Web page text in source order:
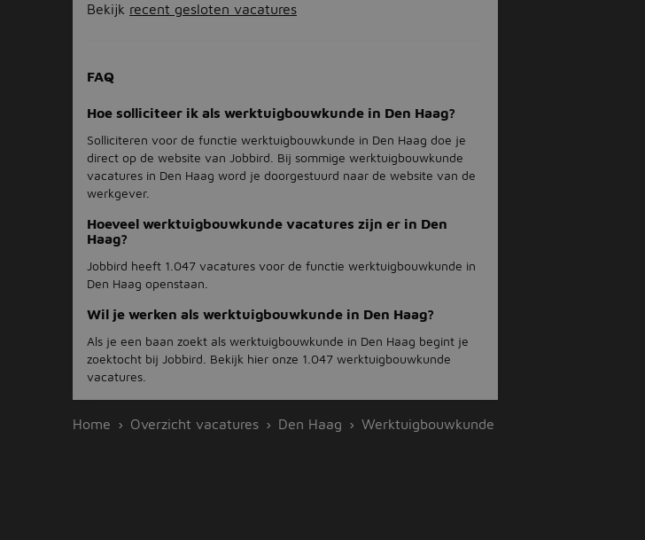
Bekijk recent gesloten vacatures
FAQ
Hoe solliciteer ik als werktuigbouwkunde in Den Haag?
Solliciteren voor de functie werktuigbouwkunde in Den Haag doe je
direct op de website van Jobbird. Bij sommige werktuigbouwkunde
vacatures in Den Haag word je doorgestuurd naar de website van de
werkgever.
Hoeveel werktuigbouwkunde vacatures zijn er in Den
Haag?
Jobbird heeft 1.047 vacatures voor de functie werktuigbouwkunde in
Den Haag openstaan.
Wil je werken als werktuigbouwkunde in Den Haag?
Als je een baan zoekt als werktuigbouwkunde in Den Haag begint je
zoektocht bij Jobbird. Bekijk hier onze 1.047 werktuigbouwkunde
vacatures.
Home Overzicht vacatures Den Haag Werktuigbouwkunde